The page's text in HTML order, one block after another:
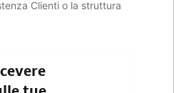
Clienti o la struttura